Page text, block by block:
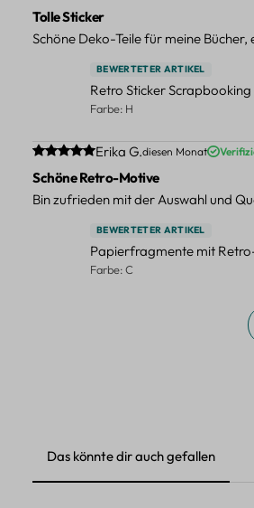
Tolle Sticker
Schöne Deko-Teile für meine Bücher,
BEWERTETER ARTIKEL
Retro Sticker
Farbe: H
Durchschnittliche Bewertung von 5
Erika G.diesen Monat
Schöne Retro-Motive
Bin zufrieden mit der Auswahl und
BEWERTETER ARTIKEL
Papierfragmente mit
Farbe: C
Das könnte dir auch gefallen